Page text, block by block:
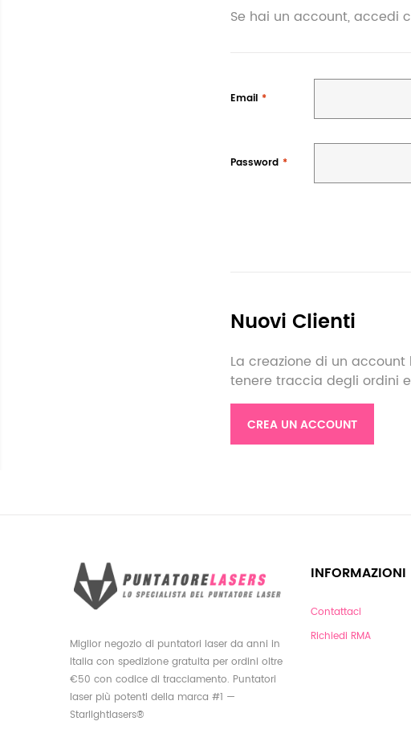
Se hai un account, accedi
Email
Password
Nuovi Clienti
La creazione di un
tenere traccia degli ordini
CREA UN ACCOUNT
Miglior negozio di puntatori laser da anni in
Italia con spedizione gratuita per ordini oltre
€50 con codice di tracciamento. Puntatori
laser più potenti della marca #1 —
Starlightlasers®
INFORMAZIONI
Contattaci
Richiedi RMA